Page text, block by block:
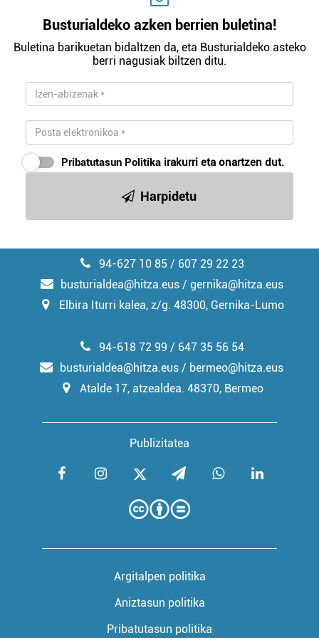
Busturialdeko azken berrien buletina!
Buletina barikuetan bidaltzen da, eta Busturialdeko asteko
berri nagusiak biltzen ditu.
Pribatutasun Politika irakurri eta onartzen dut.
Harpidetu
94-627 10 85 / 607 29 22 23
busturialdea@hitza.eus / gernika@hitza.eus
Elbira Iturri kalea, z/g. 48300, Gernika-Lumo
Publizitatea
94-618 72 99 / 647 35 56 54
busturialdea@hitza.eus / bermeo@hitza.eus
Atalde 17, atzealdea. 48370, Bermeo
Argitalpen politika
Aniztasun politika
Pribatutasun politika